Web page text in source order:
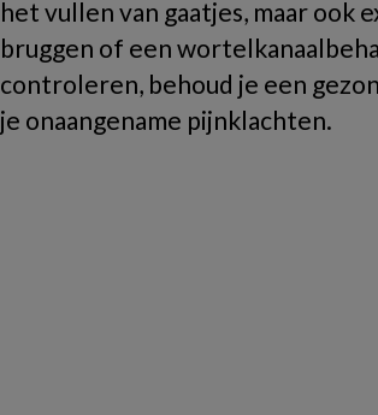
het vullen van gaatjes, maar ook
bruggen of een
controleren, behoud je een
je onaangename pijnklachten.